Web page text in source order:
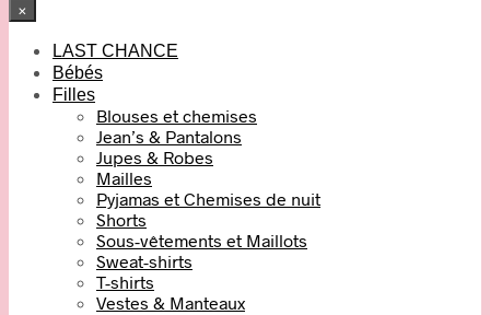
×
LAST CHANCE
Bébés
Filles
Blouses et chemises
Jean’s & Pantalons
Jupes & Robes
Mailles
Pyjamas et Chemises de nuit
Shorts
Sous-vêtements et Maillots
Sweat-shirts
T-shirts
Vestes & Manteaux